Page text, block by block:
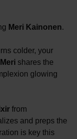
Meri Kainonen.
colder, your
Meri shares the
glowing
from
and preps the
is key this